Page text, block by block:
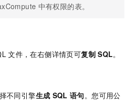
中有权限的表。
文件，在右侧详情页可复制 SQL。
不同引擎生成 SQL 语句。您可用公